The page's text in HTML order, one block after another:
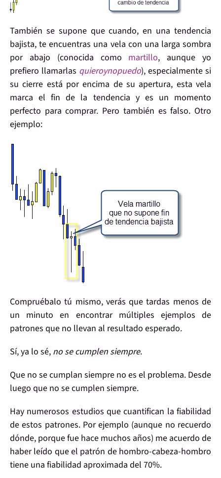
También se suponeque cuando, en una tendencia
bajista, te encuentras una vela con una larga sombra
por abajo (conocida como martillo, aunque yo
prefiero llamarlas quieroynopuedo), especialmente si
su cierre está por encima de su apertura, esta vela
marca el fin de la tendencia y es un momento
perfecto para comprar. Pero también es falso. Otro
ejemplo:
Compruébalo tú mismo, verás que tardas menos de
un minuto en encontrar múltiples ejemplos de
patrones que no llevan al resultado esperado.
Sí, ya lo sé, no se cumplen siempre.
Que no se cumplan siempre no es el problema. Desde
luego que no se cumplen siempre.
Hay numerosos estudios que cuantifican la fiabilidad
de estos patrones. Por ejemplo (aunque no recuerdo
dónde, porque fue hace muchos años) me acuerdo de
haber leído que el patrón de hombro-cabeza-hombro
tiene una fiabilidad aproximada del 70%.